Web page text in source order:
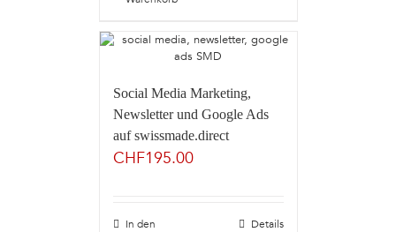
Social Media Marketing,
Newsletter und Google Ads
auf swissmade.direct
CHF195.00
In den
Details